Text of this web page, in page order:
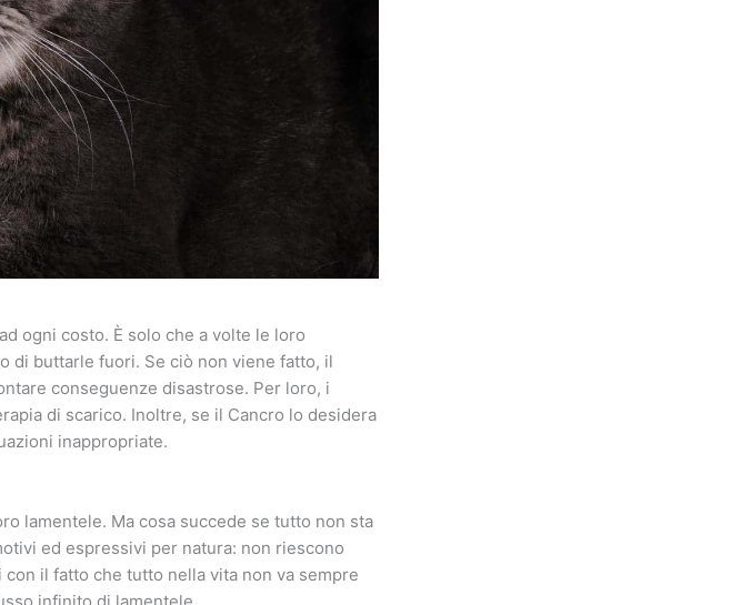
ogni costo. È solo che a volte le loro
di buttarle fuori. Se ciò non viene fatto, il
conseguenze disastrose. Per loro, i
di scarico. Inoltre, se il Cancro lo desidera
inappropriate.
lamentele. Ma cosa succede se tutto non sta
ed espressivi per natura: non riescono
il fatto che tutto nella vita non va sempre